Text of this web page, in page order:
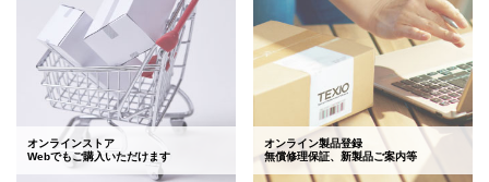
オンラインストア
Webでもご購入いただけます
オンライン製品登録
無償修理保証、新製品ご案内等